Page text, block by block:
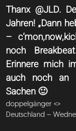
Thanx @JLD.
Jahren! „Dann
–
noch
Erinnere mich
auch noch an
Sachen 🙂
doppelgänger <>
Deutschland –